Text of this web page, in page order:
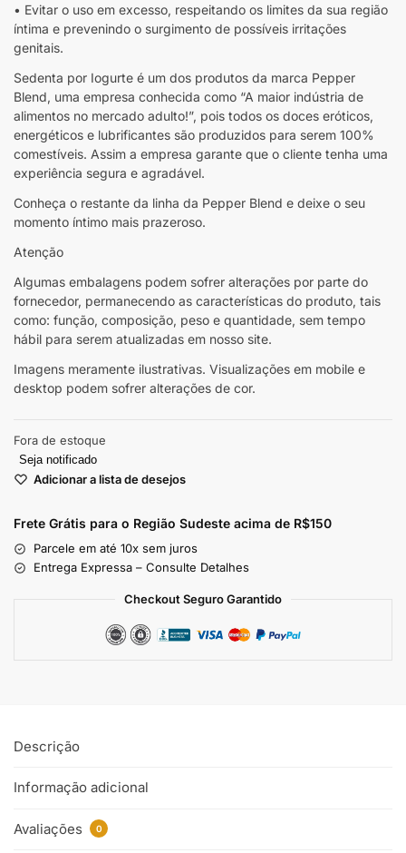
• Evitar o uso em excesso, respeitando os limites da sua região
íntima e prevenindo o surgimento de possíveis irritações
genitais.
Sedenta por Iogurte é um dos produtos da marca Pepper
Blend, uma empresa conhecida como “A maior indústria de
alimentos no mercado adulto!”, pois todos os doces eróticos,
energéticos e lubrificantes são produzidos para serem 100%
comestíveis. Assim a empresa garante que o cliente tenha uma
experiência segura e agradável.
Conheça o restante da linha da Pepper Blend e deixe o seu
momento íntimo mais prazeroso.
Atenção
Algumas embalagens podem sofrer alterações por parte do
fornecedor, permanecendo as características do produto, tais
como: função, composição, peso e quantidade, sem tempo
hábil para serem atualizadas em nosso site.
Imagens meramente ilustrativas. Visualizações em mobile e
desktop podem sofrer alterações de cor.
Fora de estoque
Seja notificado
Adicionar a lista de desejos
Frete Grátis para o Região Sudeste acima de R$150
Parcele em até 10x sem juros
Entrega Expressa – Consulte Detalhes
Checkout Seguro Garantido
Descrição
Informação adicional
Avaliações 0